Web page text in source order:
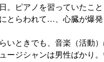
。ピアノを習っていたこ
とらわれて…、心臓が爆
いときでも、音楽（活動
ージシャンは男性ばかり